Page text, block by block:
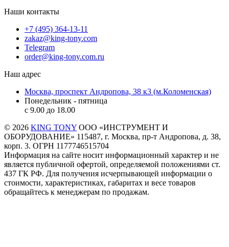
Наши контакты
+7 (495) 364-13-11
zakaz@king-tony.com
Telegram
order@king-tony.com.ru
Наш адрес
Москва, проспект Андропова, 38 к3 (м.Коломенская)
Понедельник - пятница
c 9.00 до 18.00
© 2026 KING TONY ООО «ИНСТРУМЕНТ И
ОБОРУДОВАНИЕ» 115487, г. Москва, пр-т Андропова, д. 38,
корп. 3. ОГРН 1177746515704
Информация на сайте носит информационный характер и не
является публичной офертой, определяемой положениями ст.
437 ГК РФ. Для получения исчерпывающей информации о
стоимости, характеристиках, габаритах и весе товаров
обращайтесь к менеджерам по продажам.